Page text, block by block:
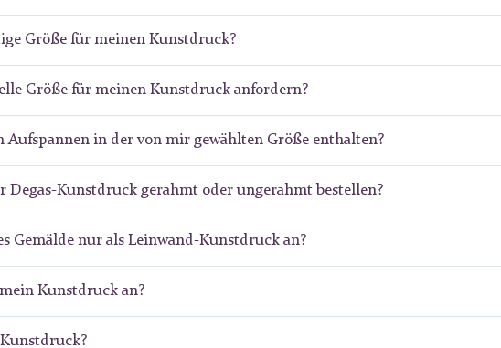
Größe für meinen Kunstdruck?
Größe für meinen Kunstdruck anfordern?
Aufspannen in der von mir gewählten Größe enthalten?
Degas-Kunstdruck gerahmt oder ungerahmt bestellen?
Gemälde nur als Leinwand-Kunstdruck an?
Kunstdruck an?